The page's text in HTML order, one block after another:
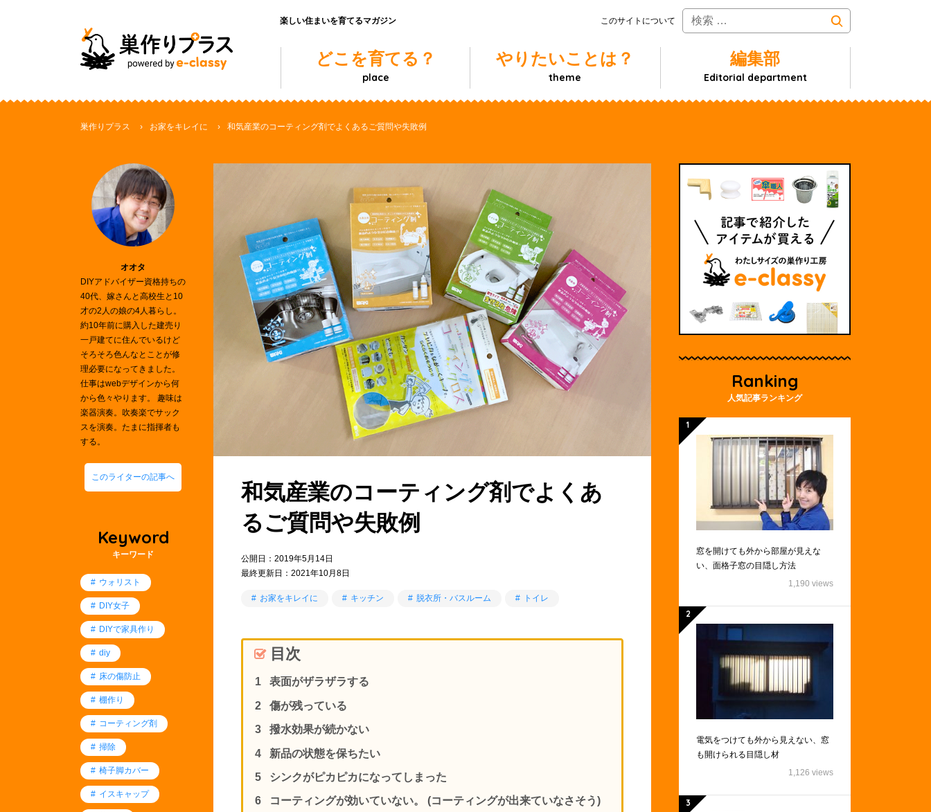
楽しい住まいを育てるマガジン このサイトについて
どこを育てる？
place
やりたいことは？
theme
編集部
Editorial department
巣作りプラス お家をキレイに 和気産業のコーティング剤でよくあるご質問や失敗例
和気産業のコーティング剤でよくあ
るご質問や失敗例
公開日：2019年5月14日
最終更新日：2021年10月8日
お家をキレイに キッチン 脱衣所・バスルーム トイレ
目次
表面がザラザラする
傷が残っている
撥水効果が続かない
新品の状態を保ちたい
シンクがピカピカになってしまった
コーティングが効いていない。 (コーティングが出来ていなさそう)
オオタ
DIYアドバイザー資格持ちの
40代、嫁さんと高校生と10
才の2人の娘の4人暮らし。
約10年前に購入した建売り
一戸建てに住んでいるけど
そろそろ色んなとことが修
理必要になってきました。
仕事はwebデザインから何
から色々やります。 趣味は
楽器演奏。吹奏楽でサック
スを演奏。たまに指揮者も
する。
このライターの記事へ
Keyword
キーワード
ウォリスト
DIY女子
DIYで家具作り
diy
床の傷防止
棚作り
コーティング剤
掃除
椅子脚カバー
イスキャップ
Ranking
人気記事ランキング
窓を開けても外から部屋が見えな
い、面格子窓の目隠し方法
1,190 views
電気をつけても外から見えない、窓
も開けられる目隠し材
1,126 views